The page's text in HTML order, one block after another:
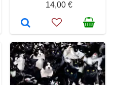
14,00 €